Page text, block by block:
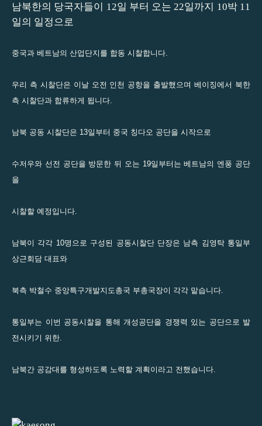
남북한의 당국자들이 12일 부터 오는 22일까지 10박 11
일의 일정으로
중국과 베트남의 산업단지를 합동 시찰합니다.
우리 측 시찰단은 이날 오전 인천 공항을 출발했으며 베이징에서 북한
측 시찰단과 합류하게 됩니다.
남북 공동 시찰단은 13일부터 중국 칭다오 공단을 시작으로
수저우와 선전 공단을 방문한 뒤 오는 19일부터는 베트남의 엔풍 공단
을
시찰할 예정입니다.
남북이 각각 10명으로 구성된 공동시찰단 단장은 남측 김영탁 통일부
상근회담 대표와
북측 박철수 중앙특구개발지도총국 부총국장이 각각 맡습니다.
통일부는 이번 공동시찰을 통해 개성공단을 경쟁력 있는 공단으로 발
전시키기 위한.
남북간 공감대를 형성하도록 노력할 계획이라고 전했습니다.